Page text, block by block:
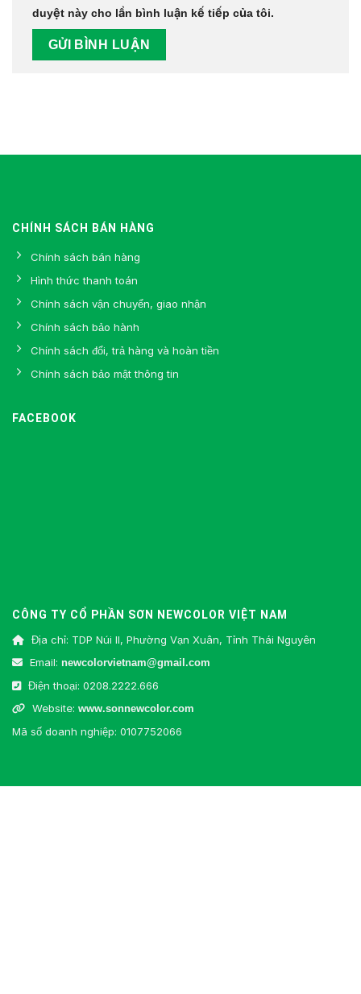
duyệt này cho lần bình luận kế tiếp của tôi.
CHÍNH SÁCH BÁN HÀNG
Chính sách bán hàng
Hình thức thanh toán
Chính sách vận chuyển, giao nhận
Chính sách bảo hành
Chính sách đổi, trả hàng và hoàn tiền
Chính sách bảo mật thông tin
FACEBOOK
CÔNG TY CỔ PHẦN SƠN NEWCOLOR VIỆT NAM
Địa chỉ: TDP Núi II, Phường Vạn Xuân, Tỉnh Thái Nguyên
Email: newcolorvietnam@gmail.com
Điện thoại: 0208.2222.666
Website: www.sonnewcolor.com
Mã số doanh nghiệp: 0107752066